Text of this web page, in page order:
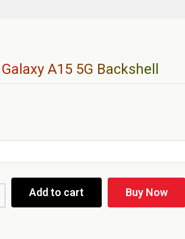
A15 5G Backshell
Add to cart Buy Now